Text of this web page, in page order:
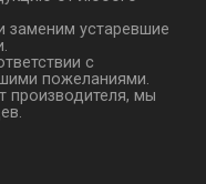
устаревшие
с
пожеланиями.
производителя, мы